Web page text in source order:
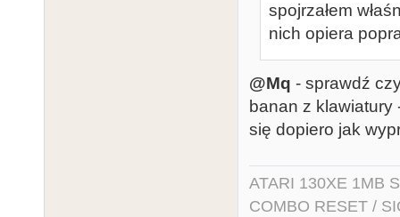
spojrzałem
nich opiera
@Mq - sprawdź
banan z klawiatury
się dopiero jak
ATARI 130XE 1MB
COMBO RESET /